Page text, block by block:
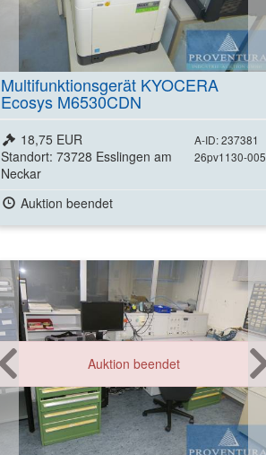
Multifunktionsgerät KYOCERA
Ecosys M6530CDN
A-ID: 237381
26pv1130-005
18,75 EUR
Standort: 73728 Esslingen am
Neckar
Auktion beendet
Auktion beendet